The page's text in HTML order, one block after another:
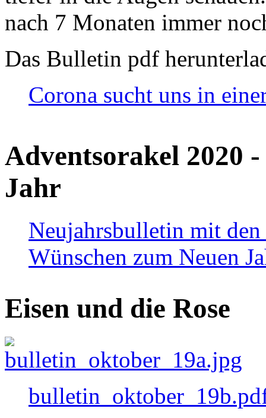
nach 7 Monaten immer
Das Bulletin pdf
Corona sucht uns in
Adventsorakel 2020
Jahr
Neujahrsbulletin mit den
Wünschen zum Neuen
Eisen und die Rose